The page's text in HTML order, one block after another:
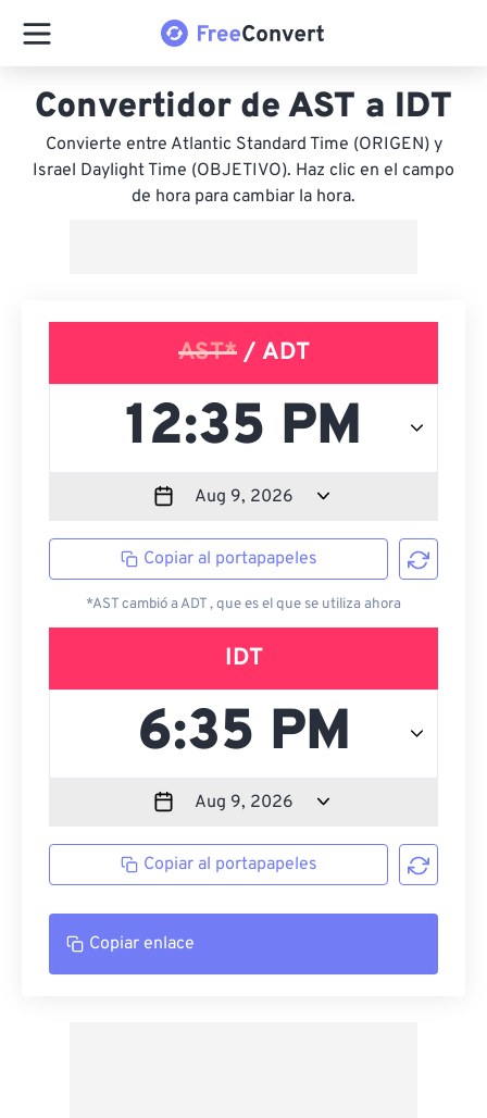
Convertidor de AST a IDT
Convierte entre Atlantic Standard Time (ORIGEN) y
Israel Daylight Time (OBJETIVO). Haz clic en el campo
de hora para cambiar la hora.
AST*/ ADT
Copiar al portapapeles
*AST cambió a ADT , que es el que se utiliza ahora
IDT
Copiar al portapapeles
Copiar enlace